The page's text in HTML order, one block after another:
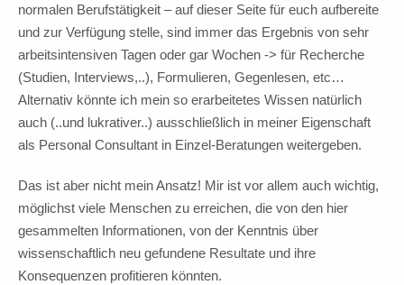
normalen Berufstätigkeit – auf dieser Seite für euch aufbereite
und zur Verfügung stelle, sind immer das Ergebnis von sehr
arbeitsintensiven Tagen oder gar Wochen -> für Recherche
(Studien, Interviews,..), Formulieren, Gegenlesen, etc…
Alternativ könnte ich mein so erarbeitetes Wissen natürlich
auch (..und lukrativer..) ausschließlich in meiner Eigenschaft
als Personal Consultant in Einzel-Beratungen weitergeben.
Das ist aber nicht mein Ansatz! Mir ist vor allem auch wichtig,
möglichst viele Menschen zu erreichen, die von den hier
gesammelten Informationen, von der Kenntnis über
wissenschaftlich neu gefundene Resultate und ihre
Konsequenzen profitieren könnten.